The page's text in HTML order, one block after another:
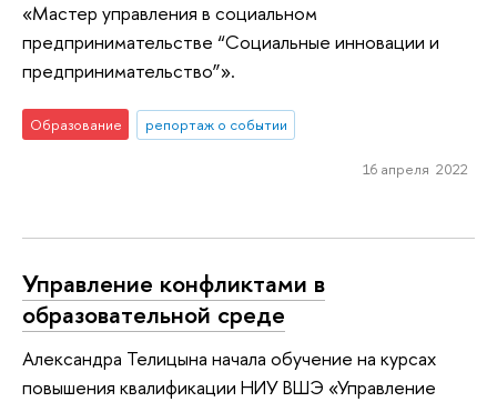
«Мастер управления в социальном
предпринимательстве “Социальные инновации и
предпринимательство”».
Образование репортаж о событии
16 апреля 2022
Управление конфликтами в
образовательной среде
Александра Телицына начала обучение на курсах
повышения квалификации НИУ ВШЭ «Управление